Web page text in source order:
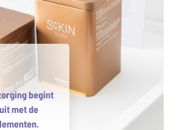
begint
met de